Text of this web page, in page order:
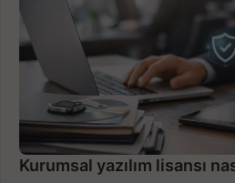
Kurumsal yazılım lisansı